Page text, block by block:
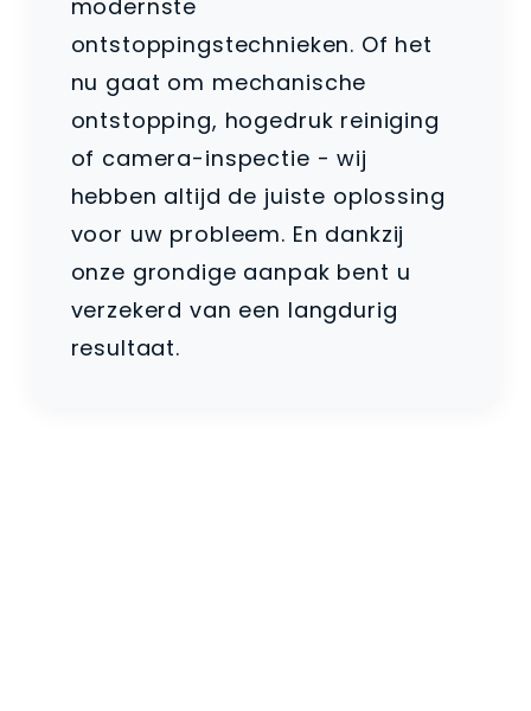
modernste
ontstoppingstechnieken. Of het
nu gaat om mechanische
ontstopping, hogedruk reiniging
of camera-inspectie - wij
hebben altijd de juiste oplossing
voor uw probleem. En dankzij
onze grondige aanpak bent u
verzekerd van een langdurig
resultaat.